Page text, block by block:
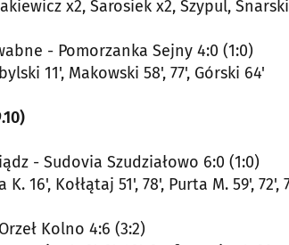
x2, Sarosiek x2, Szypul, Snarski
- Pomorzanka Sejny 4:0 (1:0)
11', Makowski 58', 77', Górski 64'
- Sudovia Szudziałowo 6:0 (1:0)
K. 16', Kołłątaj 51', 78', Purta M. 59', 72',
Kolno 4:6 (3:2)